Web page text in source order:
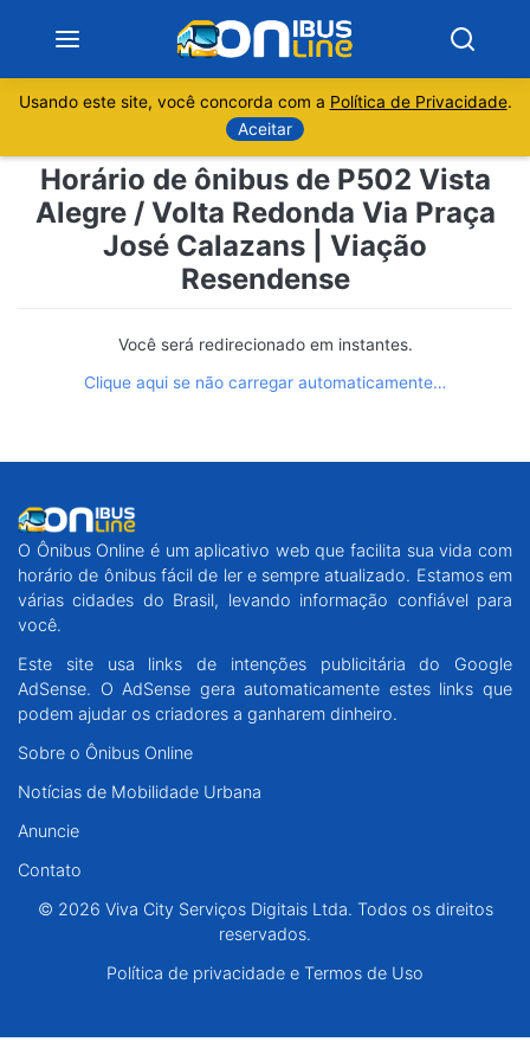
Sobre
Minas Gerais
Rio de Janeiro
Santa Catarina
Rio Grande do Sul
Centro-Oeste
Nordeste
Norte
Usando este site, você concorda com a Política de Privacidade.
Aceitar
Horário de ônibus de P502 Vista
Alegre / Volta Redonda Via Praça
José Calazans | Viação
Resendense
Você será redirecionado em instantes.
Clique aqui se não carregar automaticamente…
O Ônibus Online é um aplicativo web que facilita sua vida com
horário de ônibus fácil de ler e sempre atualizado. Estamos em
várias cidades do Brasil, levando informação confiável para
você.
Este site usa links de intenções publicitária do Google
AdSense. O AdSense gera automaticamente estes links que
podem ajudar os criadores a ganharem dinheiro.
Sobre o Ônibus Online
Notícias de Mobilidade Urbana
Anuncie
Contato
© 2026 Viva City Serviços Digitais Ltda. Todos os direitos
reservados.
Política de privacidade e Termos de Uso